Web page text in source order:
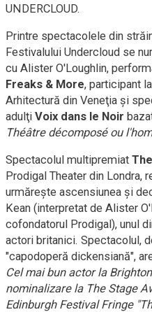
UNDERCLOUD.
Printre spectacolele din
Festivalului Undercloud se
cu Alister O'Loughlin,
Freaks & More, participant
Arhitectură din Veneţia şi
adulţi Voix dans le Noir
Théâtre décomposé ou l'
Spectacolul multipremiat
Prodigal Theater din Londra,
urmăreşte ascensiunea şi
Kean (interpretat de Alister
cofondatorul Prodigal), unul
actori britanici. Spectacolul,
"capodoperă dickensiană",
Cel mai bun actor la
nominalizare la The Stage
Edinburgh Festival Fringe